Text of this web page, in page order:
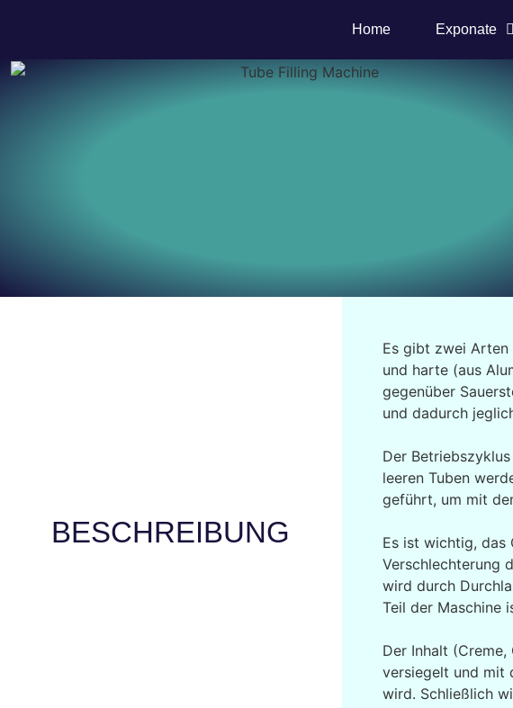
Home Exponate
BESCHREIBUNG
Es gibt zwei Arten
und harte (aus
gegenüber
und dadurch
Der
leeren Tuben
geführt, um mit
Es ist wichtig, das
Verschlechterung
wird durch
Teil der Maschine
Der Inhalt
versiegelt und mit
wird. Schließlich